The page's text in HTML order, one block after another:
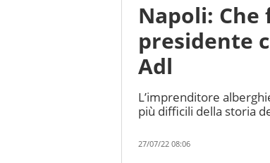
Napoli:
presidente
Adl
L’imprenditore
più difficili della storia
27/07/22 08:06